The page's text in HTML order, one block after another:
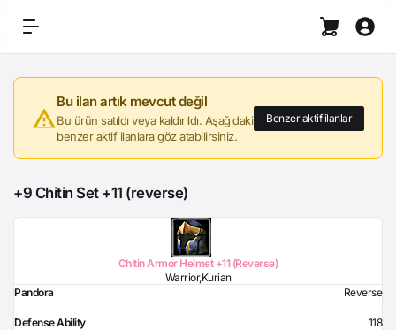
Bu ilan artık mevcut değil
Bu ürün satıldı veya kaldırıldı. Aşağıdaki
benzer aktif ilanlara göz atabilirsiniz.
Benzer aktif ilanlar
+9 Chitin Set +11 (reverse)
Chitin Armor Helmet +11 (Reverse)
Warrior,Kurian
Pandora
Reverse
Defense Ability
118